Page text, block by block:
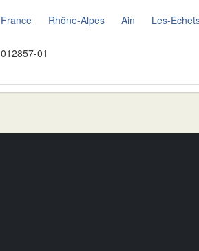
France Rhône-Alpes Ain Les-
012857-01